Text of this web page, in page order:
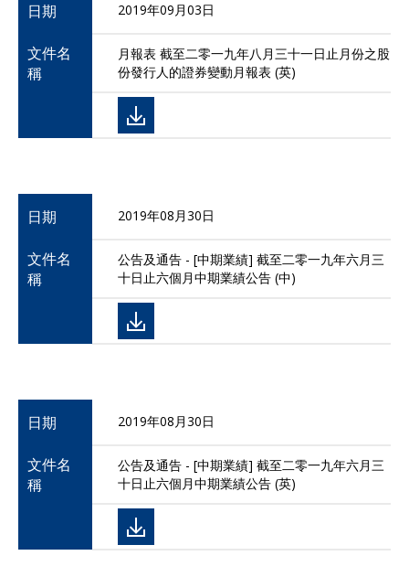
日期 2019年09月03日
文件名
稱
月報表 截至二零一九年八月三十一日止月份之股
份發行人的證券變動月報表 (英)
日期 2019年08月30日
文件名
稱
公告及通告 - [中期業績] 截至二零一九年六月三
十日止六個月中期業績公告 (中)
日期 2019年08月30日
文件名
稱
公告及通告 - [中期業績] 截至二零一九年六月三
十日止六個月中期業績公告 (英)